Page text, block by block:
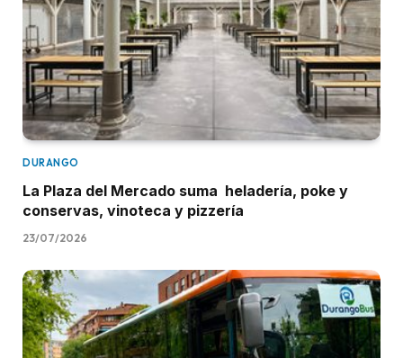
DURANGO
La Plaza del Mercado suma heladería, poke y
conservas, vinoteca y pizzería
23/07/2026